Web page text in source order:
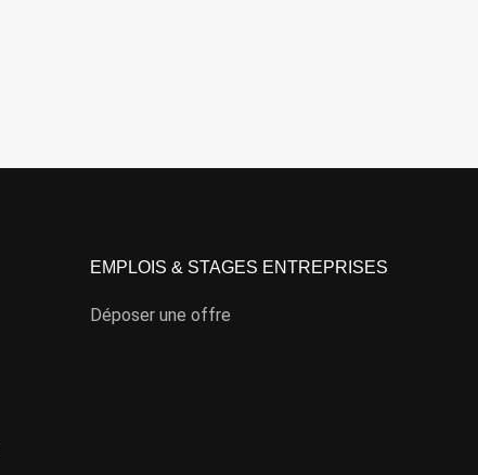
EMPLOIS & STAGES ENTREPRISES
Déposer une offre